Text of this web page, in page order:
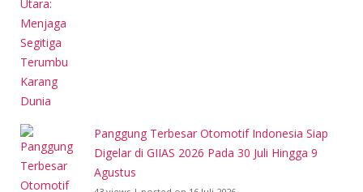
Panggung Terbesar Otomotif Indonesia Siap
Digelar di GIIAS 2026 Pada 30 Juli Hingga 9
Agustus